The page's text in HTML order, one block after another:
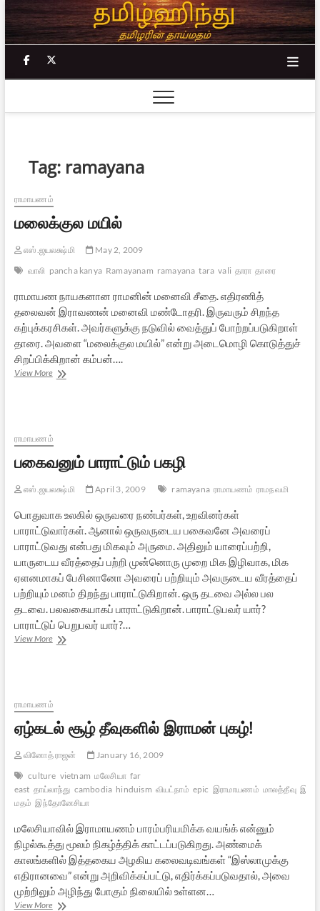
Skip
to
content
facebook
Tag: ramayana
ராமாயணம்
மலைக்குல மயில்
எஸ்.ஜயலக்ஷ்மி
May 2, 2009
வாலி pancha kanya Ramayanam ramayana tara vali தாரா தாரை
ராமாயண நாயகனான ராமனின் மனைவி சீதை. எதிரணித்
தலைவன் இராவணன் மனைவி மண்டோதரி. இருவரும் சிறந்த
கற்புக்கரசிகள். அவர்களுக்கு நடுவில் வைத்துப் போற்றப்படுகிறாள்
தாரை. அவளை “மலைக்குல மயில்” என்று அடைமொழி கொடுத்துச்
சிறப்பிக்கிறான் கம்பன்….
View Moreமலைக்குல
ராமாயணம்
பகைவனும் பாராட்டும் பகழி
எஸ்.ஜயலக்ஷ்மி April 3, 2009 ramayana ராமாயணம் ராமநவமி
பொதுவாக உலகில் ஒருவரை நண்பர்கள், உறவினர்கள்
பாராட்டுவார்கள். ஆனால் ஒருவருடைய பகைவனே அவரைப்
பாராட்டுவது என்பது மிகவும் அருமை. அதிலும் யாரைப்பற்றி,
யாருடைய வீரத்தைப் பற்றி முன்னொரு முறை மிக இழிவாக, மிக
ஏளனமாகப் பேசினானோ அவரைப் பற்றியும் அவருடைய வீரத்தைப்
பற்றியும் மனம் திறந்து பாராட்டுகிறான். ஒரு தடவை அல்ல பல
தடவை. பலவகையாகப் பாராட்டுகிறான். பாராட்டுபவர் யார்?
பாராட்டுப் பெறுபவர் யார்?…
View Moreபகைவனும்
ராமாயணம்
ஏழ்கடல் சூழ் தீவுகளில் இராமன் புகழ்!
வினோத் ராஜன்
January 16, 2009
culture vietnam மலேசியா far
east தாய்லாந்து cambodia hinduism வியட்நாம் epic இராமாயணம் மாலத்தீவு
மதம் இந்தோனேசியா
மலேசியாவில் இராமாயணம் பாரம்பரியமிக்க வயங்க் என்னும்
நிழல்கூத்து மூலம் நிகழ்த்திக் காட்டப்படுகிறது. அண்மைக்
காலங்களில் இத்தகைய அழகிய கலைவடிவங்கள் “இஸ்லாமுக்கு
எதிரானவை” என்று அறிவிக்கப்பட்டு, எதிர்க்கப்படுவதால், அவை
முற்றிலும் அழிந்து போகும் நிலையில் உள்ளன…
View Moreஏழ்கடல்